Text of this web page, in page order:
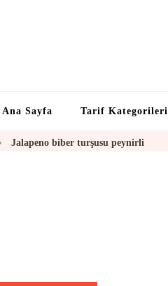
Ana Sayfa Tarif Kategorileri
Jalapeno biber turşusu peynirli